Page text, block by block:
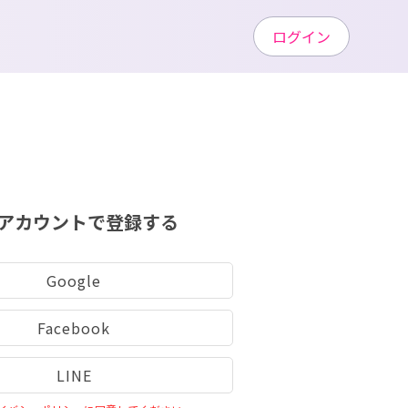
カウントで登録する
Google
Facebook
LINE
ログイン